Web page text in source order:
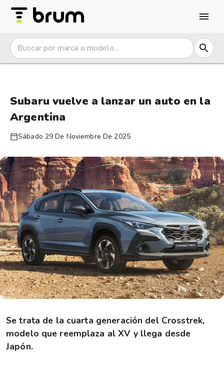
Subaru vuelve a lanzar un auto en la
Argentina
Sábado 29 De Noviembre De 2025
Se trata de la cuarta generación del Crosstrek,
modelo que reemplaza al XV y llega desde
Japón.